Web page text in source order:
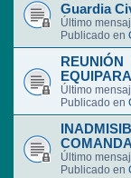
Guardia
Último
Publicado en
Último
Publicado en
Último
Publicado en